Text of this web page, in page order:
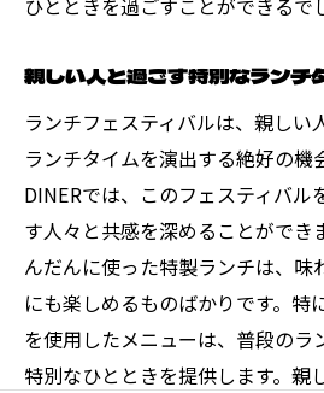
親しい人と過ごす特別なランチ
ランチフェスティバルは、親しい
ランチタイムを演出する絶好の機
DINERでは、このフェスティバル
す人々と共感を深めることができ
んだんに使った特製ランチは、味
にも楽しめるものばかりです。特
を使用したメニューは、普段のラ
特別なひとときを提供します。親